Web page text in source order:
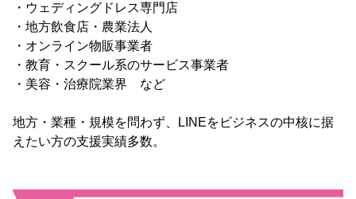
・ウェディングドレス専門店
・地方飲食店・農業法人
・オンライン物販事業者
・教育・スクール系のサービス事業者
・美容・治療院業界 など
地方・業種・規模を問わず、LINEをビジネスの中核に据
えたい方の支援実績多数。